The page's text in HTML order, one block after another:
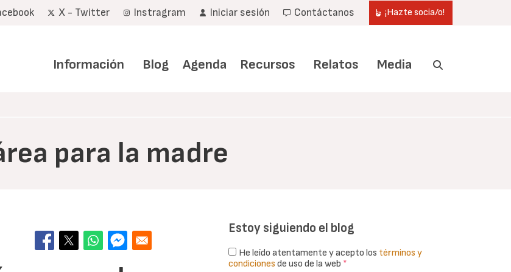
X - Twitter Instragram Iniciar sesión Contáctanos ¡Hazte socia/o!
Información Blog Agenda Recursos Relatos Media
para la madre
Estoy siguiendo el blog
He leído atentamente y acepto los términos y
condiciones de uso de la web *